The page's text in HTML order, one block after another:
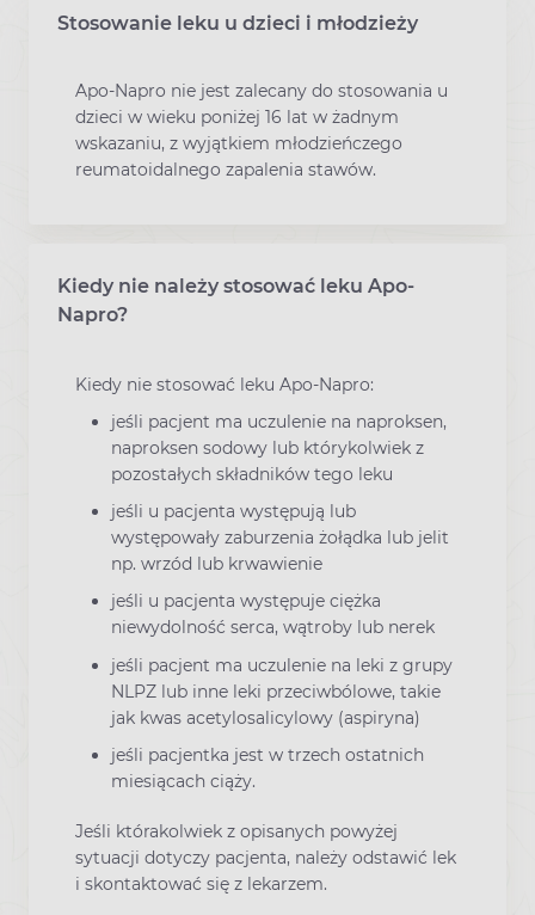
Stosowanie leku u dzieci i młodzieży
Apo-Napro nie jest zalecany do stosowania u
dzieci w wieku poniżej 16 lat w żadnym
wskazaniu, z wyjątkiem młodzieńczego
reumatoidalnego zapalenia stawów.
Kiedy nie należy stosować leku Apo-
Napro?
Kiedy nie stosować leku Apo-Napro:
jeśli pacjent ma uczulenie na naproksen,
naproksen sodowy lub którykolwiek z
pozostałych składników tego leku
jeśli u pacjenta występują lub
występowały zaburzenia żołądka lub jelit
np. wrzód lub krwawienie
jeśli u pacjenta występuje ciężka
niewydolność serca, wątroby lub nerek
jeśli pacjent ma uczulenie na leki z grupy
NLPZ lub inne leki przeciwbólowe, takie
jak kwas acetylosalicylowy (aspiryna)
jeśli pacjentka jest w trzech ostatnich
miesiącach ciąży.
Jeśli którakolwiek z opisanych powyżej
sytuacji dotyczy pacjenta, należy odstawić lek
i skontaktować się z lekarzem.